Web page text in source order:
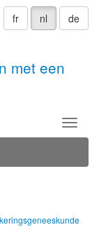
fr nl de
met een
Menu